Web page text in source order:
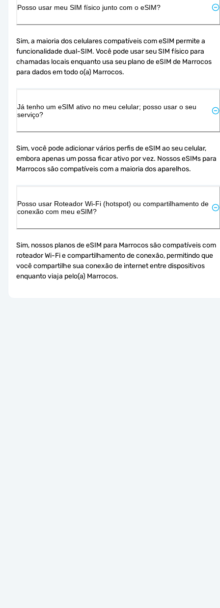
Posso usar meu SIM físico junto com o eSIM?
Sim, a maioria dos celulares compatíveis com eSIM permite a
funcionalidade dual-SIM. Você pode usar seu SIM físico para
chamadas locais enquanto usa seu plano de eSIM de Marrocos
para dados em todo o(a) Marrocos.
Já tenho um eSIM ativo no meu celular; posso usar o seu
serviço?
Sim, você pode adicionar vários perfis de eSIM ao seu celular,
embora apenas um possa ficar ativo por vez. Nossos eSIMs para
Marrocos são compatíveis com a maioria dos aparelhos.
Posso usar Roteador Wi-Fi (hotspot) ou compartilhamento de
conexão com meu eSIM?
Sim, nossos planos de eSIM para Marrocos são compatíveis com
roteador Wi-Fi e compartilhamento de conexão, permitindo que
você compartilhe sua conexão de internet entre dispositivos
enquanto viaja pelo(a) Marrocos.